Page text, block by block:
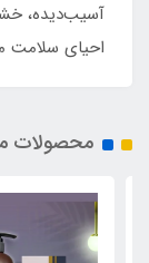
آسیب‌دیده،
احیای سلامت
محصولات